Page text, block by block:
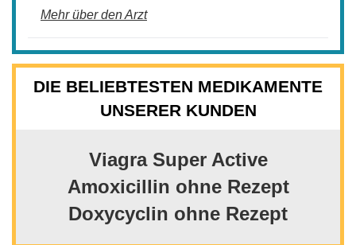
Mehr über den Arzt
DIE BELIEBTESTEN MEDIKAMENTE
UNSERER KUNDEN
Viagra Super Active
Amoxicillin ohne Rezept
Doxycyclin ohne Rezept